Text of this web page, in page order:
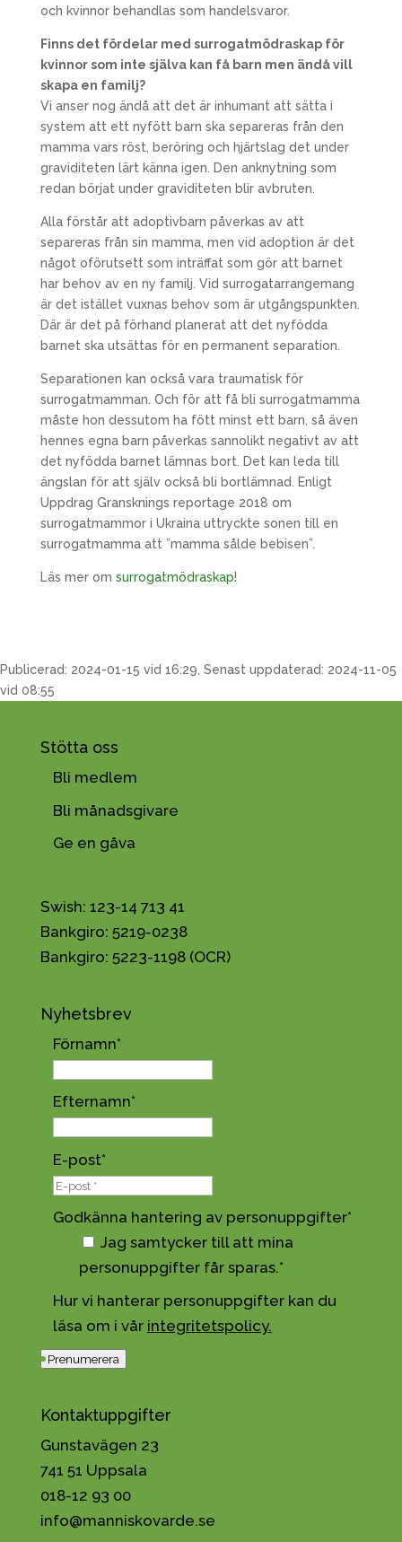
och kvinnor behandlas som handelsvaror.
Finns det fördelar med surrogatmödraskap för
kvinnor som inte själva kan få barn men ändå vill
skapa en familj?
Vi anser nog ändå att det är inhumant att sätta i
system att ett nyfött barn ska separeras från den
mamma vars röst, beröring och hjärtslag det under
graviditeten lärt känna igen. Den anknytning som
redan börjat under graviditeten blir avbruten.
Alla förstår att adoptivbarn påverkas av att
separeras från sin mamma, men vid adoption är det
något oförutsett som inträffat som gör att barnet
har behov av en ny familj. Vid surrogatarrangemang
är det istället vuxnas behov som är utgångspunkten.
Där är det på förhand planerat att det nyfödda
barnet ska utsättas för en permanent separation.
Separationen kan också vara traumatisk för
surrogatmamman. Och för att få bli surrogatmamma
måste hon dessutom ha fött minst ett barn, så även
hennes egna barn påverkas sannolikt negativt av att
det nyfödda barnet lämnas bort. Det kan leda till
ängslan för att själv också bli bortlämnad. Enligt
Uppdrag Gransknings reportage 2018 om
surrogatmammor i Ukraina uttryckte sonen till en
surrogatmamma att ”mamma sålde bebisen”.
Läs mer om surrogatmödraskap!
Publicerad: 2024-01-15 vid 16:29, Senast uppdaterad: 2024-11-05
vid 08:55
Stötta oss
Bli medlem
Bli månadsgivare
Ge en gåva
Swish: 123-14 713 41
Bankgiro: 5219-0238
Bankgiro: 5223-1198 (OCR)
Nyhetsbrev
Förnamn*
Efternamn*
E-post*
Godkänna hantering av personuppgifter*
Jag samtycker till att mina
personuppgifter får sparas.*
Hur vi hanterar personuppgifter kan du
läsa om i vår integritetspolicy.
Prenumerera
Kontaktuppgifter
Gunstavägen 23
741 51 Uppsala
018-12 93 00
info@manniskovarde.se